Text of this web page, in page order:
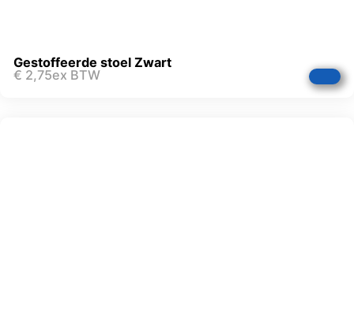
Gestoffeerde stoel Zwart
€ 2,75ex BTW